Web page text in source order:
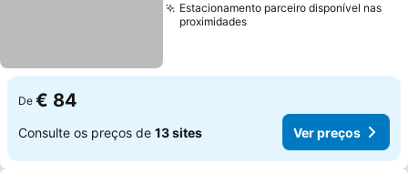
Estacionamento parceiro disponível nas
proximidades
De € 84
Consulte os preços de 13 sites Ver preços